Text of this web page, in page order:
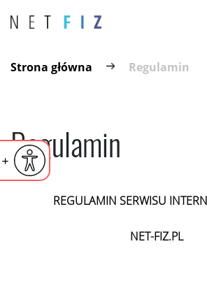
czcionkę
czcionka
Powiększ czcionkę
Strona główna Regulamin
Regulamin
REGULAMIN SERWISU
NET-FIZ.PL